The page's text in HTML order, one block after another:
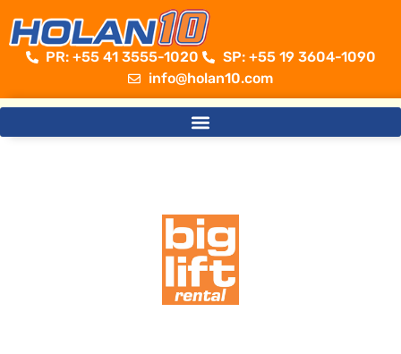
PR: +55 41 3555-1020 ​
SP: +55 19 3604-1090
info@holan10.com